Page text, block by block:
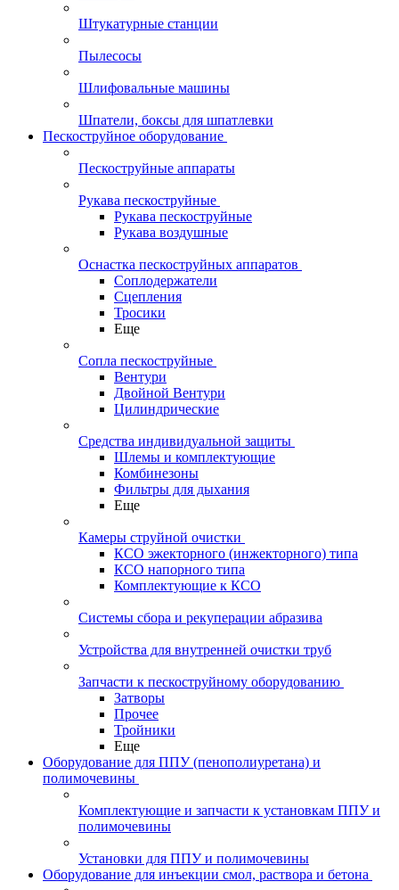
Штукатурные станции
Пылесосы
Шлифовальные машины
Шпатели, боксы для шпатлевки
Пескоструйное оборудование
Пескоструйные аппараты
Рукава пескоструйные
Рукава пескоструйные
Рукава воздушные
Оснастка пескоструйных аппаратов
Соплодержатели
Сцепления
Тросики
Еще
Сопла пескоструйные
Вентури
Двойной Вентури
Цилиндрические
Средства индивидуальной защиты
Шлемы и комплектующие
Комбинезоны
Фильтры для дыхания
Еще
Камеры струйной очистки
КСО эжекторного (инжекторного) типа
КСО напорного типа
Комплектующие к КСО
Системы сбора и рекуперации абразива
Устройства для внутренней очистки труб
Запчасти к пескоструйному оборудованию
Затворы
Прочее
Тройники
Еще
Оборудование для ППУ (пенополиуретана) и
полимочевины
Комплектующие и запчасти к установкам ППУ и
полимочевины
Установки для ППУ и полимочевины
Оборудование для инъекции смол, раствора и бетона